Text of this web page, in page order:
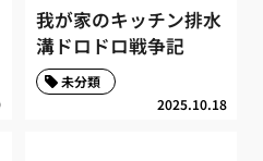
我が家のキッチン排水
溝ドロドロ戦争記
2025.10.18
未分類